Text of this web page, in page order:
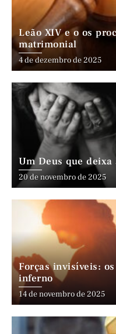
Leão XIV e o os
matrimonial
4 de dezembro de 2025
Um Deus que
20 de novembro de 2025
Forças invisíveis:
inferno
14 de novembro de 2025